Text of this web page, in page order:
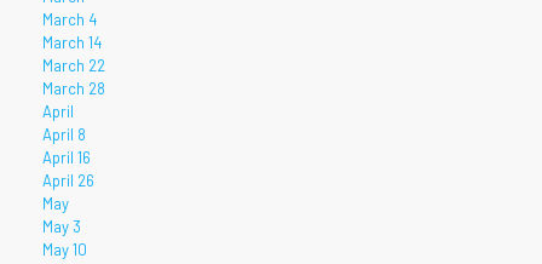
March 4
March 14
March 22
March 28
April
April 8
April 16
April 26
May
May 3
May 10